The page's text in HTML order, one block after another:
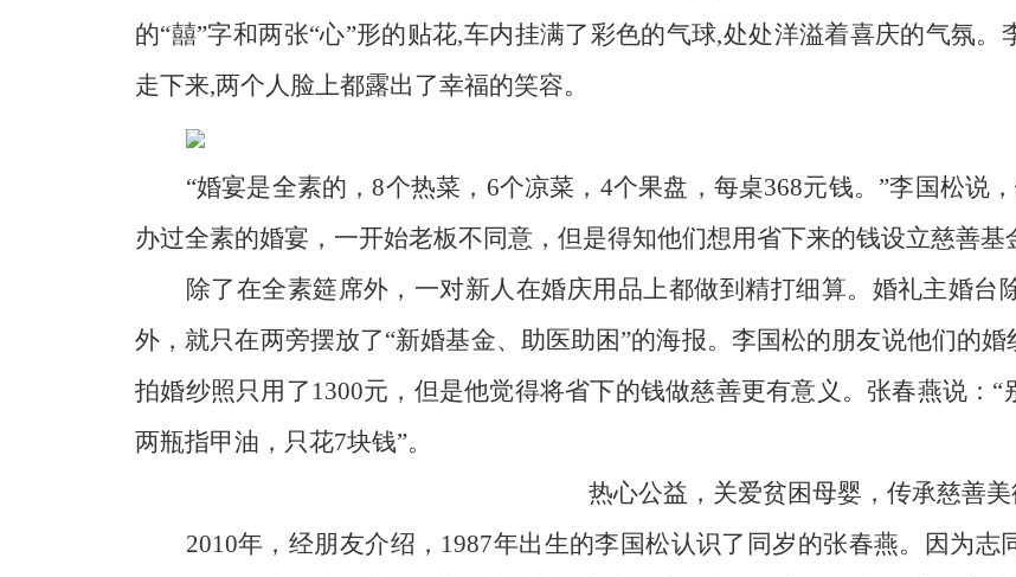
的“囍”字和两张“心”形的贴花,车内挂满了彩色的气球,处处洋溢着喜庆的气氛。
走下来,两个人脸上都露出了幸福的笑容。
“婚宴是全素的，8个热菜， 6个凉菜， 4个果盘，每桌368元钱。”李国松说
办过全素的婚宴，一开始老板不同意，但是得知他们想用省下来的钱设立慈善基
除了在全素筵席外，一对新人在婚庆用品上都做到精打细算。婚礼主婚台
外，就只在两旁摆放了“新婚基金、助医助困”的海报。李国松的朋友说他们的
拍婚纱照只用了 1300元，但是他觉得将省下的钱做慈善更有意义。张春燕说：
两瓶指甲油，只花7块钱”。
热心公益，关爱贫困母婴，传承慈善
2010年，经朋友介绍， 1987年出生的李国松认识了同岁的张春燕。因为